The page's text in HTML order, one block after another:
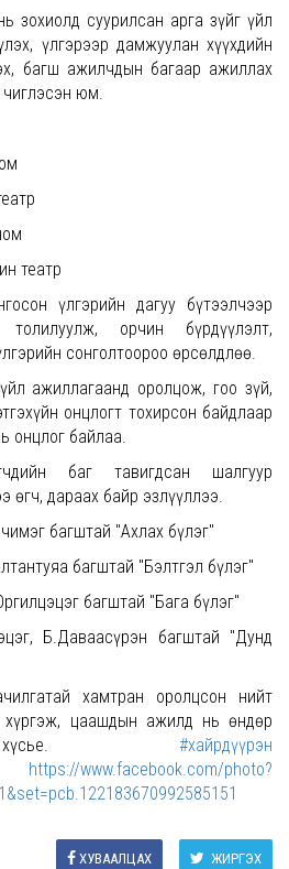
зохиолд суурилсан арга зүйг үйл
үлгэрээр дамжуулан хүүхдийн
багш ажилчдын багаар ажиллах
чиглэсэн юм.
театр
үлгэрийн дагуу бүтээлчээр
орчин бүрдүүлэлт,
сонголтоороо өрсөлдлөө.
ажиллагаанд оролцож, гоо зүй,
онцлогт тохирсон байдлаар
онцлог байлаа.
баг тавигдсан шалгуур
өгч, дараах байр эзлүүллээ.
багштай "Ахлах бүлэг"
багштай "Бэлтгэл бүлэг"
багштай "Бага бүлэг"
Б.Даваасүрэн багштай "Дунд
хамтран оролцсон нийт
цаашдын ажилд нь өндөр
#хайрдүүрэн
https://www.facebook.com/photo?
ЖИРГЭХ
ХУВААЛЦАХ